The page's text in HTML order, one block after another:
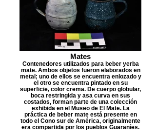
Mates
Contenedores utilizados para beber yerba
mate. Ambos objetos fueron elaborados en
metal; uno de ellos se encuentra enlozado y
el otro se encuentra pintado en su
superficie, color crema. De cuerpo globular,
boca restringida y asa curva en sus
costados, forman parte de una colección
exhibida en el Museo de El Mate. La
práctica de beber mate está presente en
todo el Cono sur de América, originalmente
era compartida por los pueblos Guaraníes.